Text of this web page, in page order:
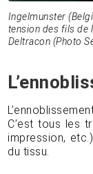
Ingelmunster
tension des fils de
Deltracon (Photo
C’est tous les
impression,
du tissu.